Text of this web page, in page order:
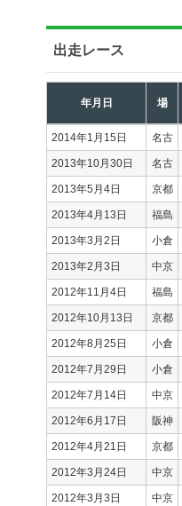
出走レース
年月日 場
2014年1月15日 名古
2013年10月30日 名古
2013年5月4日 京都
2013年4月13日 福島
2013年3月2日 小倉
2013年2月3日 中京
2012年11月4日 福島
2012年10月13日 京都
2012年8月25日 小倉
2012年7月29日 小倉
2012年7月14日 中京
2012年6月17日 阪神
2012年4月21日 京都
2012年3月24日 中京
2012年3月3日 中京